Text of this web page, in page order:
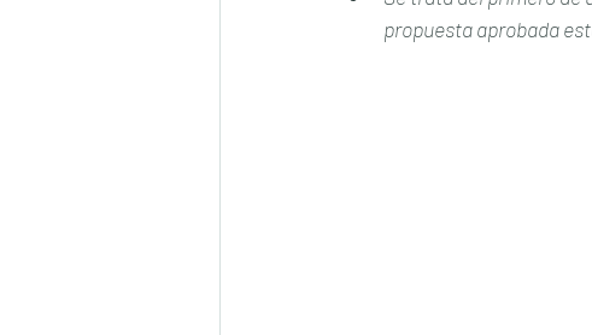
propuesta aprobada